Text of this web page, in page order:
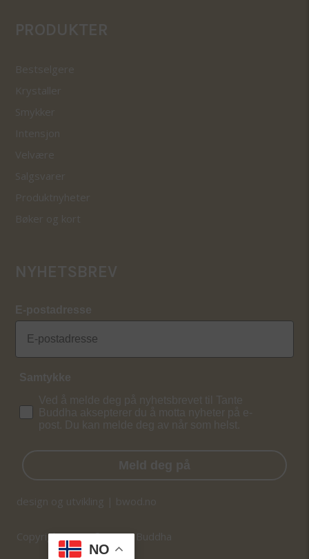
PRODUKTER
Bestselgere
Krystaller
Smykker
Intensjon
Velvære
Salgsvarer
Produktnyheter
Bøker og kort
NYHETSBREV
E-postadresse
Samtykke
Ved å melde deg på nyhetsbrevet til Tante
Buddha aksepterer du å motta nyheter på e-
post. Du kan melde deg av når som helst.
Meld deg på
Copyright 2026 © Tante Buddha
design og utvikling | bwod.no
NO